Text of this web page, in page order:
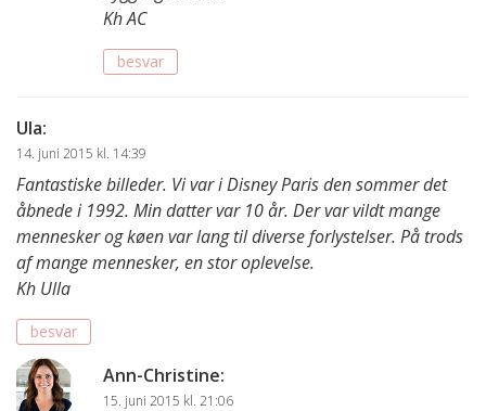
Kh AC
besvar
Ula:
14. juni 2015 kl. 14:39
Fantastiske billeder. Vi var i Disney Paris den sommer det
åbnede i 1992. Min datter var 10 år. Der var vildt mange
mennesker og køen var lang til diverse forlystelser. På trods
af mange mennesker, en stor oplevelse.
Kh Ulla
besvar
Ann-Christine:
15. juni 2015 kl. 21:06